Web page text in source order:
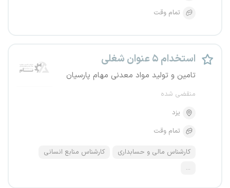
تمام وقت
استخدام ۵ عنوان شغلی
تامین و تولید مواد معدنی مهام پارسیان
منقضی شده
یزد
تمام وقت
کارشناس مالی و حسابداری
کارشناس منابع انسانی
...